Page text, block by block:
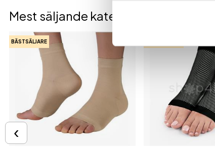
Mest säljande kategorin
BÄSTSÄLJARE
‹